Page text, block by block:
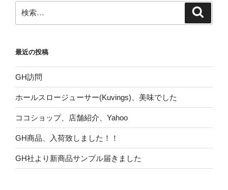
ン
索:
最近の投稿
GH訪問
ホールスロージューサー(Kuvings)、美味でした
ココショップ、店舗紹介、Yahoo
GH商品、入荷致しました！！
GH社より新商品サンプル届きました